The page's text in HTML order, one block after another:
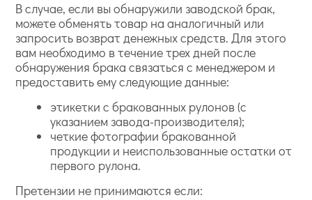
В случае, если вы обнаружили заводской брак,
можете обменять товар на аналогичный или
запросить возврат денежных средств. Для этого
вам необходимо в течение трех дней после
обнаружения брака связаться с менеджером и
предоставить ему следующие данные:
этикетки с бракованных рулонов (с
указанием завода-производителя);
четкие фотографии бракованной
продукции и неиспользованные остатки от
первого рулона.
Претензии не принимаются если: